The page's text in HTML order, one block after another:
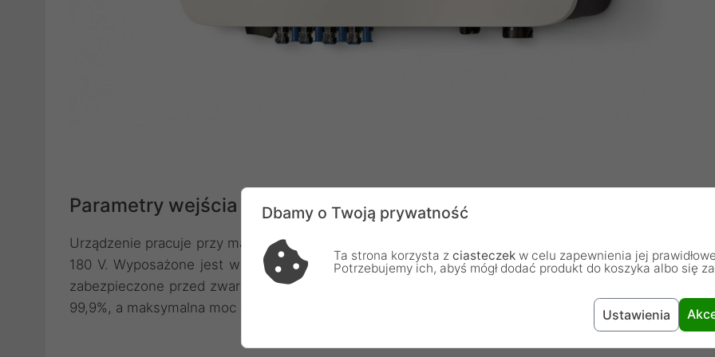
Parametry wejścia prądu stałego
Urządzenie pracuje przy maksymalnym napięciu wejściowym do 1100 V oraz napięciu początkowym
180 V. Wyposażone jest w dwa wejścia MPPT (zakres 160 ÷ 1000 V, maksymalny prąd 30 A) oraz
zabezpieczone przed zwarciem prądu o wartości 40 A na każde wejście. Wydajność MPPT wynosi
99,9%, a maksymalna moc wejściowa DC to 27 200 W.
Dbamy o Twoją prywatność
Ta strona korzysta z ciasteczek w celu zapewnienia jej
Potrzebujemy ich, abyś mógł dodać produkt do koszyka albo się
Ustawienia